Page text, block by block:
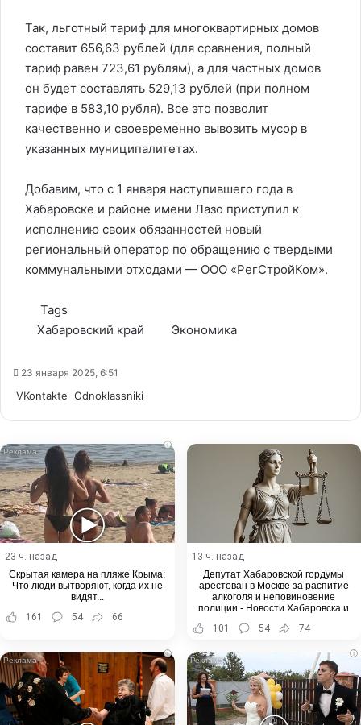
Так, льготный тариф для многоквартирных домов
составит 656,63 рублей (для сравнения, полный
тариф равен 723,61 рублям), а для частных домов
он будет составлять 529,13 рублей (при полном
тарифе в 583,10 рубля). Все это позволит
качественно и своевременно вывозить мусор в
указанных муниципалитетах.
Добавим, что с 1 января наступившего года в
Хабаровске и районе имени Лазо приступил к
исполнению своих обязанностей новый
региональный оператор по обращению с твердыми
коммунальными отходами — ООО «РегСтройКом».
Tags
Хабаровский край
Экономика
23 января 2025, 6:51
VKontakte Odnoklassniki
i
23 ч. назад
Скрытая камера на пляже Крыма:
Что люди вытворяют, когда их не
видят...
161
54 66
13 ч. назад
Депутат Хабаровской гордумы
арестован в Москве за распитие
алкоголя и неповиновение
полиции - Новости Хабаровска и
101 54 74
i i